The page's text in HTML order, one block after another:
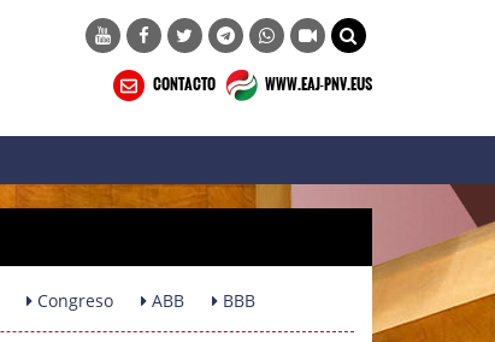
CONTACTO WWW.EAJ-PNV.EUS
Congreso ABB BBB